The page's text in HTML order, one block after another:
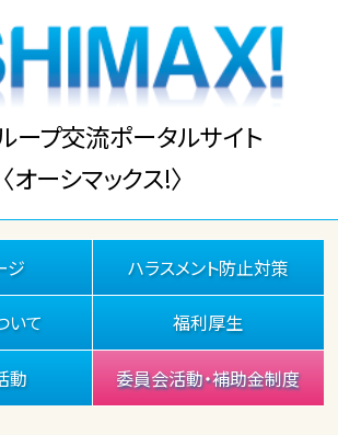
ープ交流ポータルサイト
〈オーシマックス!〉
ジ ハラスメント防止対策
いて 福利厚生
動 委員会活動・補助金制度